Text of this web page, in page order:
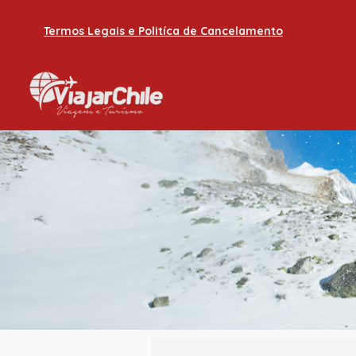
Termos Legais e Politíca de Cancelamento